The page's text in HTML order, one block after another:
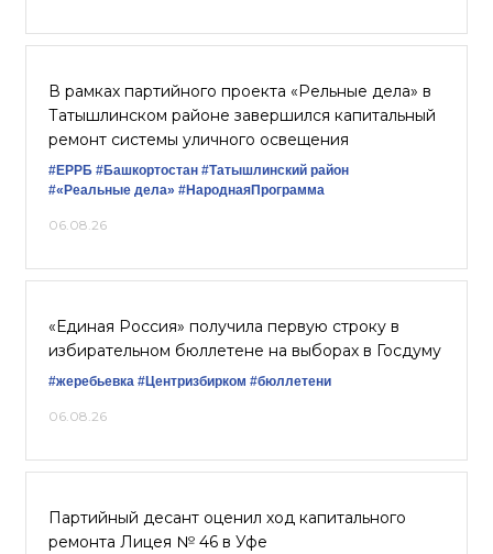
В рамках партийного проекта «Рельные дела» в
Татышлинском районе завершился капитальный
ремонт системы уличного освещения
#ЕРРБ #Башкортостан #Татышлинский район
#«Реальные дела» #НароднаяПрограмма
06.08.26
«Единая Россия» получила первую строку в
избирательном бюллетене на выборах в Госдуму
#жеребьевка #Центризбирком #бюллетени
06.08.26
Партийный десант оценил ход капитального
ремонта Лицея № 46 в Уфе